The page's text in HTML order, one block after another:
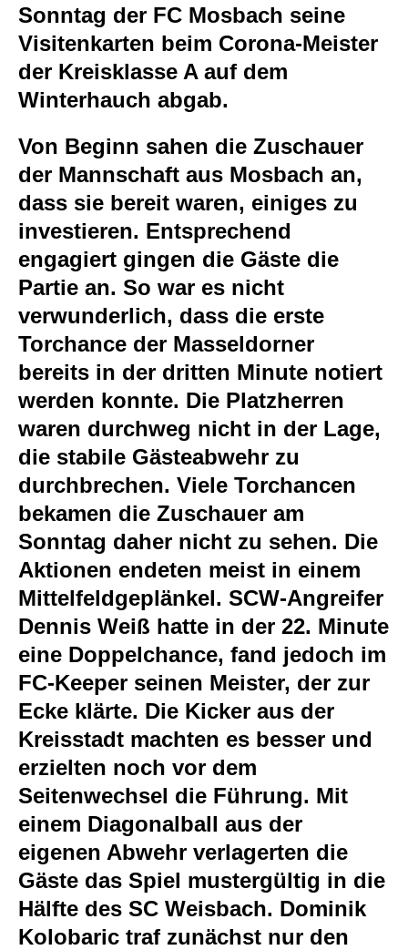
Sonntag der FC Mosbach seine
Visitenkarten beim Corona-Meister
der Kreisklasse A auf dem
Winterhauch abgab.
Von Beginn sahen die Zuschauer
der Mannschaft aus Mosbach an,
dass sie bereit waren, einiges zu
investieren. Entsprechend
engagiert gingen die Gäste die
Partie an. So war es nicht
verwunderlich, dass die erste
Torchance der Masseldorner
bereits in der dritten Minute notiert
werden konnte. Die Platzherren
waren durchweg nicht in der Lage,
die stabile Gästeabwehr zu
durchbrechen. Viele Torchancen
bekamen die Zuschauer am
Sonntag daher nicht zu sehen. Die
Aktionen endeten meist in einem
Mittelfeldgeplänkel. SCW-Angreifer
Dennis Weiß hatte in der 22. Minute
eine Doppelchance, fand jedoch im
FC-Keeper seinen Meister, der zur
Ecke klärte. Die Kicker aus der
Kreisstadt machten es besser und
erzielten noch vor dem
Seitenwechsel die Führung. Mit
einem Diagonalball aus der
eigenen Abwehr verlagerten die
Gäste das Spiel mustergültig in die
Hälfte des SC Weisbach. Dominik
Kolobaric traf zunächst nur den